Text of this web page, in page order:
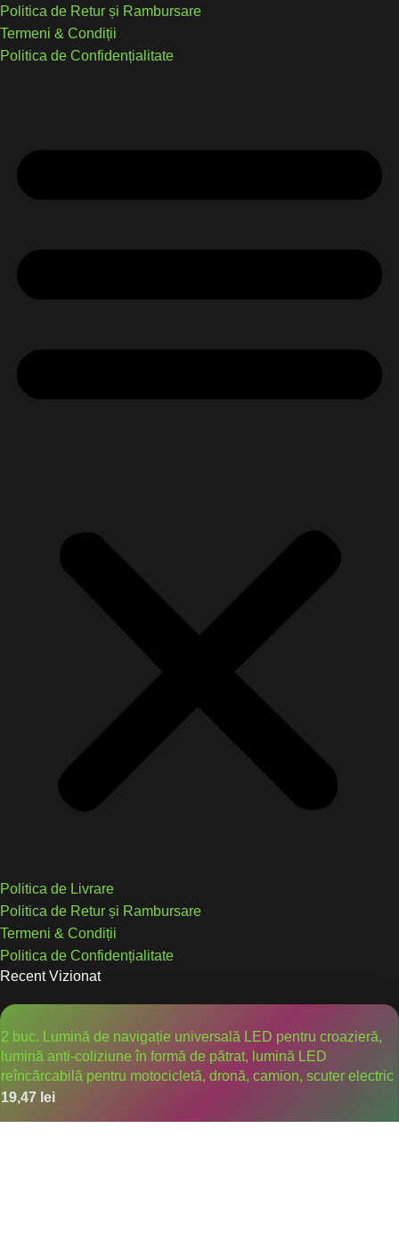
Politica de Retur și Rambursare
Termeni & Condiții
Politica de Confidențialitate
Politica de Livrare
Politica de Retur și Rambursare
Termeni & Condiții
Politica de Confidențialitate
Recent Vizionat
2 buc. Lumină de navigație universală LED pentru croazieră,
lumină anti-coliziune în formă de pătrat, lumină LED
reîncărcabilă pentru motocicletă, dronă, camion, scuter electric
19,47 lei